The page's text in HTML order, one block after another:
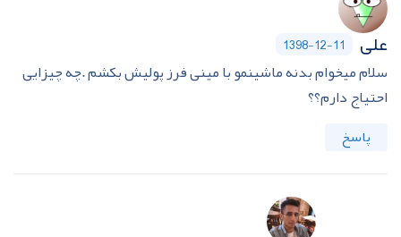
علی 1398-12-11
سلام میخوام بدنه ماشینمو با مینی فرز پولیش بکشم .چه چیزایی
احتیاج دارم؟؟
پاسخ